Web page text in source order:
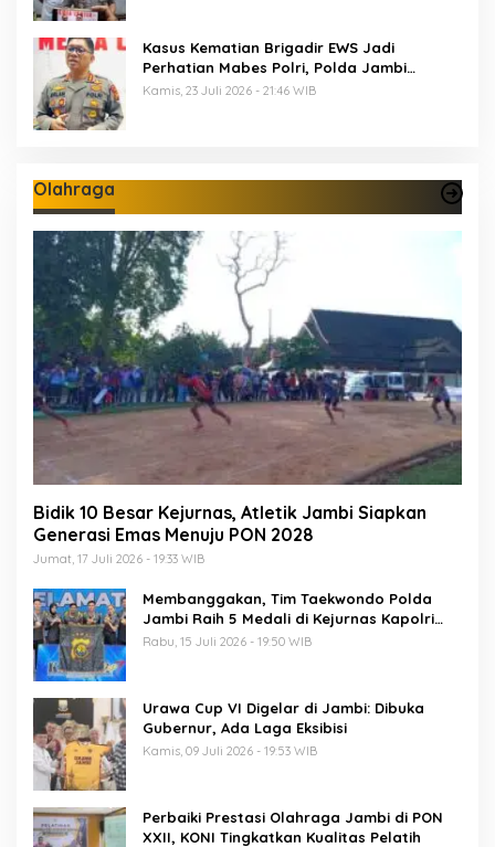
Kasus Kematian Brigadir EWS Jadi
Perhatian Mabes Polri, Polda Jambi
Periksa 18 Saksi
Kamis, 23 Juli 2026 - 21:46 WIB
Olahraga
Bidik 10 Besar Kejurnas, Atletik Jambi Siapkan
Generasi Emas Menuju PON 2028
Jumat, 17 Juli 2026 - 19:33 WIB
Membanggakan, Tim Taekwondo Polda
Jambi Raih 5 Medali di Kejurnas Kapolri
Cup 7
Rabu, 15 Juli 2026 - 19:50 WIB
Urawa Cup VI Digelar di Jambi: Dibuka
Gubernur, Ada Laga Eksibisi
Kamis, 09 Juli 2026 - 19:53 WIB
Perbaiki Prestasi Olahraga Jambi di PON
XXII, KONI Tingkatkan Kualitas Pelatih